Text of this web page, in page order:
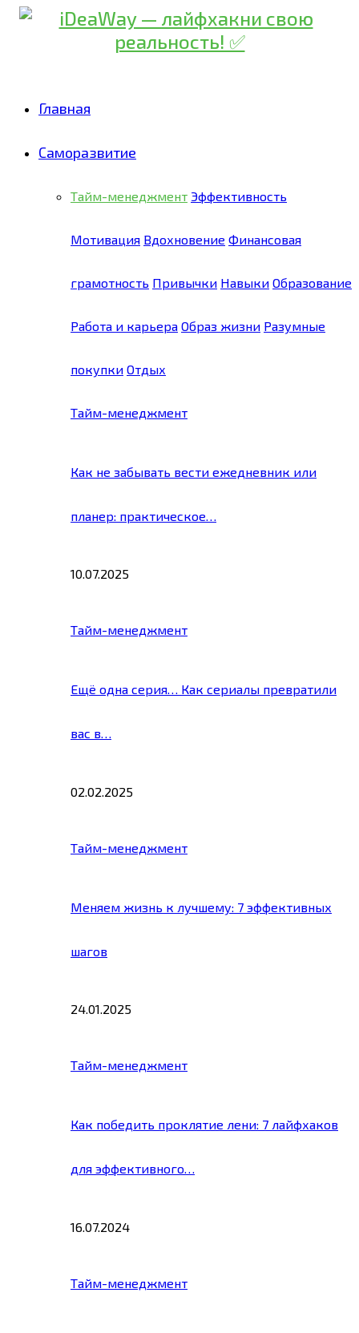
Главная
Саморазвитие
Тайм-менеджмент Эффективность
Мотивация Вдохновение Финансовая
грамотность Привычки Навыки Образование
Работа и карьера Образ жизни Разумные
покупки Отдых
Тайм-менеджмент
Как не забывать вести ежедневник или
планер: практическое…
10.07.2025
Тайм-менеджмент
Ещё одна серия… Как сериалы превратили
вас в…
02.02.2025
Тайм-менеджмент
Меняем жизнь к лучшему: 7 эффективных
шагов
24.01.2025
Тайм-менеджмент
Как победить проклятие лени: 7 лайфхаков
для эффективного…
16.07.2024
Тайм-менеджмент